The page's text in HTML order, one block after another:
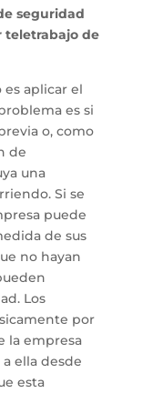
seguridad
teletrabajo de
es aplicar el
es si
o, como
de
una
Si se
puede
de sus
no hayan
Los
por
la empresa
ella desde
esta